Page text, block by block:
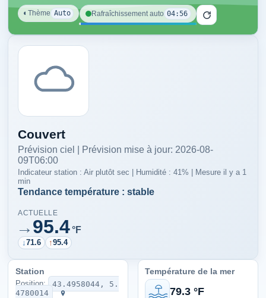
◐Thème Auto Rafraîchissement auto 04:56
Couvert
Prévision ciel | Prévision mise à jour: 2026-08-
09T06:00
Indicateur station : Air plutôt sec | Humidité : 41% | Mesure il y a 1
min
Tendance température : stable
ACTUELLE
→95.4°F
↓71.6 ↑95.4
Station
Position: 43.4958044, 5.
4780014
Température de la mer
79.3 °F